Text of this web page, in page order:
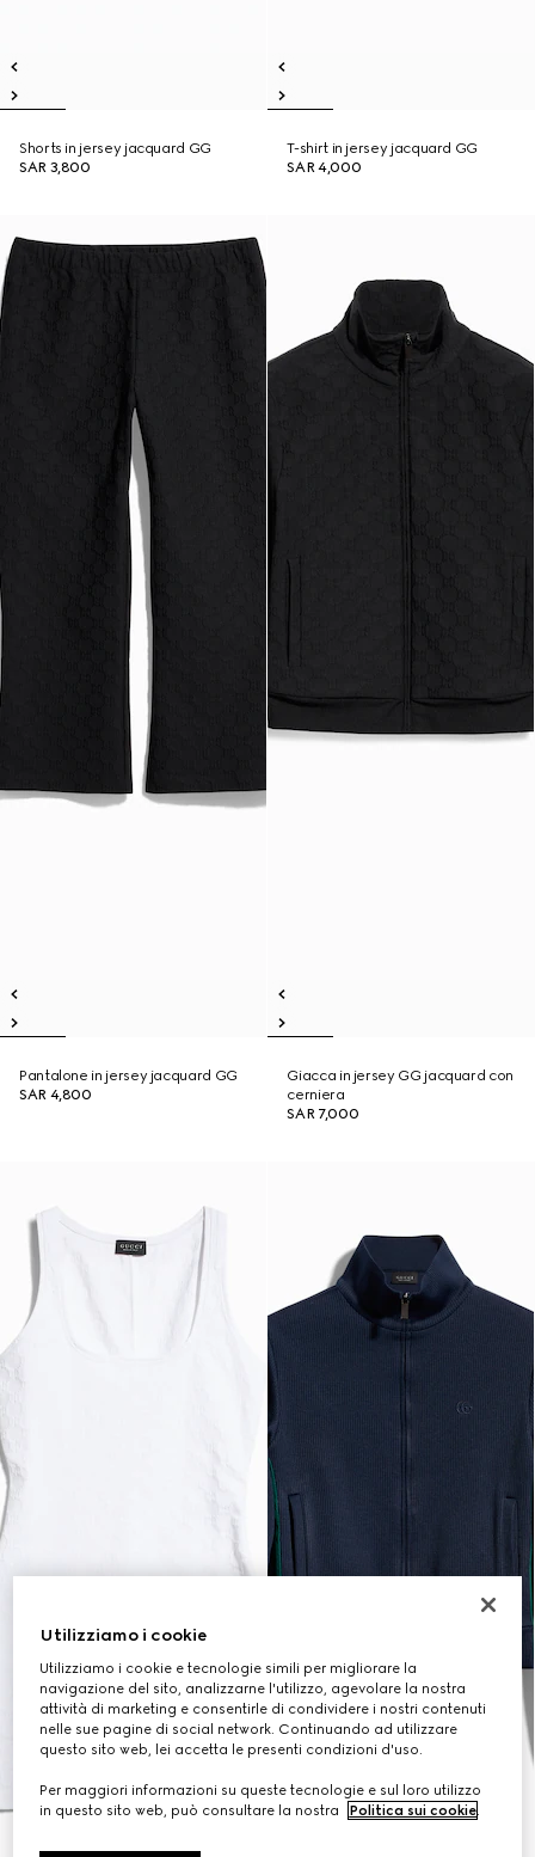
Shorts in jersey jacquard GG
SAR 3,800
T-shirt in jersey jacquard GG
SAR 4,000
Pantalone in jersey jacquard GG
SAR 4,800
Giacca in jersey GG jacquard con
cerniera
SAR 7,000
Utilizziamo i cookie
Utilizziamo i cookie e tecnologie simili per migliorare la
navigazione del sito, analizzarne l'utilizzo, agevolare la nostra
attività di marketing e consentirle di condividere i nostri contenuti
nelle sue pagine di social network. Continuando ad utilizzare
questo sito web, lei accetta le presenti condizioni d'uso.
Per maggiori informazioni su queste tecnologie e sul loro utilizzo
in questo sito web, può consultare la nostra
Politica sui cookie.